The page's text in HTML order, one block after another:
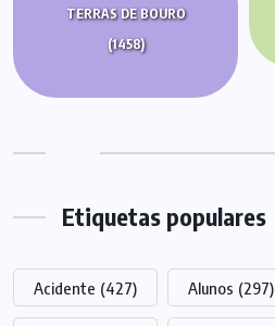
TERRAS DE BOURO
(1458)
Etiquetas populares
Acidente (427) Alunos (297)